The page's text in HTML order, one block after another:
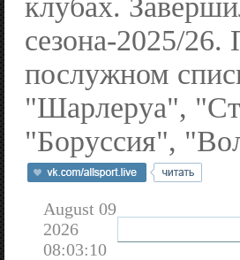
клубах.
сезона-2025/
послужном
"Шарлеруа",
"Боруссия",
August 09
2026
08:03:10